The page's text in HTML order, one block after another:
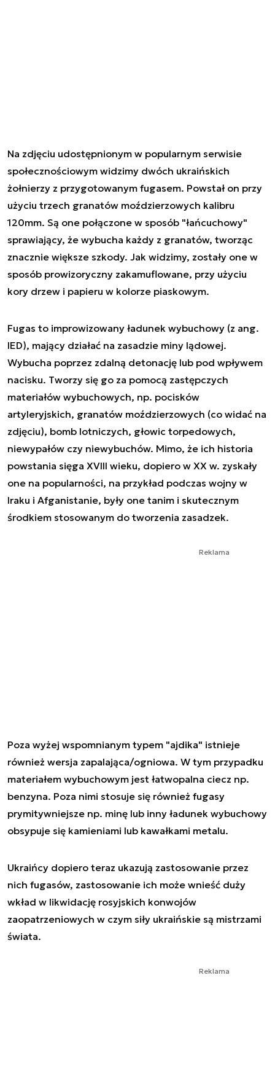
Na zdjęciu udostępnionym w popularnym serwisie
społecznościowym widzimy dwóch ukraińskich
żołnierzy z przygotowanym fugasem. Powstał on przy
użyciu trzech granatów moździerzowych kalibru
120mm. Są one połączone w sposób "łańcuchowy"
sprawiający, że wybucha każdy z granatów, tworząc
znacznie większe szkody. Jak widzimy, zostały one w
sposób prowizoryczny zakamuflowane, przy użyciu
kory drzew i papieru w kolorze piaskowym.
Fugas to improwizowany ładunek wybuchowy (z ang.
IED), mający działać na zasadzie miny lądowej.
Wybucha poprzez zdalną detonację lub pod wpływem
nacisku. Tworzy się go za pomocą zastępczych
materiałów wybuchowych, np. pocisków
artyleryjskich, granatów moździerzowych (co widać na
zdjęciu), bomb lotniczych, głowic torpedowych,
niewypałów czy niewybuchów. Mimo, że ich historia
powstania sięga XVIII wieku, dopiero w XX w. zyskały
one na popularności, na przykład podczas wojny w
Iraku i Afganistanie, były one tanim i skutecznym
środkiem stosowanym do tworzenia zasadzek.
Reklama
Poza wyżej wspomnianym typem "ajdika" istnieje
również wersja zapalająca/ogniowa. W tym przypadku
materiałem wybuchowym jest łatwopalna ciecz np.
benzyna. Poza nimi stosuje się również fugasy
prymitywniejsze np. minę lub inny ładunek wybuchowy
obsypuje się kamieniami lub kawałkami metalu.
Ukraińcy dopiero teraz ukazują zastosowanie przez
nich fugasów, zastosowanie ich może wnieść duży
wkład w likwidację rosyjskich konwojów
zaopatrzeniowych w czym siły ukraińskie są mistrzami
świata.
Reklama